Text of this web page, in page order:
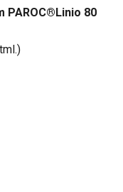
PAROC®Linio 80